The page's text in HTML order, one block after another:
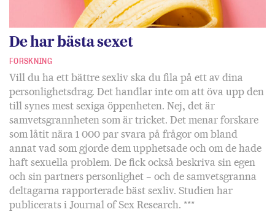
De har bästa sexet
FORSKNING
Vill du ha ett bättre sexliv ska du fila på ett av dina
personlighetsdrag. Det handlar inte om att öva upp den
till synes mest sexiga öppenheten. Nej, det är
samvetsgrannheten som är tricket. Det menar forskare
som låtit nära 1 000 par svara på frågor om bland
annat vad som gjorde dem upphetsade och om de hade
haft sexuella problem. De fick också beskriva sin egen
och sin partners personlighet – och de samvetsgranna
deltagarna rapporterade bäst sexliv. Studien har
publicerats i Journal of Sex Research. ***